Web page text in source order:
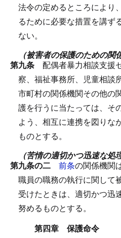
法令の定めるところにより
るために必要な措置を講ず
ない。
（被害者の保護のための関
第九条 配偶者暴力相談支援
察、福祉事務所、児童相談
市町村の関係機関その他の
護を行うに当たっては、そ
よう、相互に連携を図りな
ものとする。
（苦情の適切かつ迅速な処
第九条の二 前条の関係機関
職員の職務の執行に関して
受けたときは、適切かつ迅
努めるものとする。
第四章 保護命令